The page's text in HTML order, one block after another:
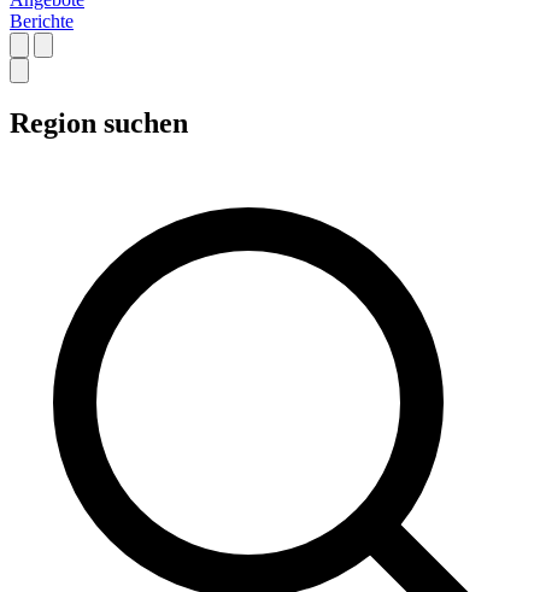
Berichte
Region suchen